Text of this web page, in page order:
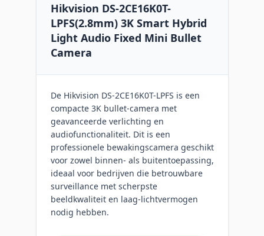
Hikvision DS-2CE16K0T-
LPFS(2.8mm) 3K Smart Hybrid
Light Audio Fixed Mini Bullet
Camera
De Hikvision DS-2CE16K0T-LPFS is een
compacte 3K bullet-camera met
geavanceerde verlichting en
audiofunctionaliteit. Dit is een
professionele bewakingscamera geschikt
voor zowel binnen- als buitentoepassing,
ideaal voor bedrijven die betrouwbare
surveillance met scherpste
beeldkwaliteit en laag-lichtvermogen
nodig hebben.